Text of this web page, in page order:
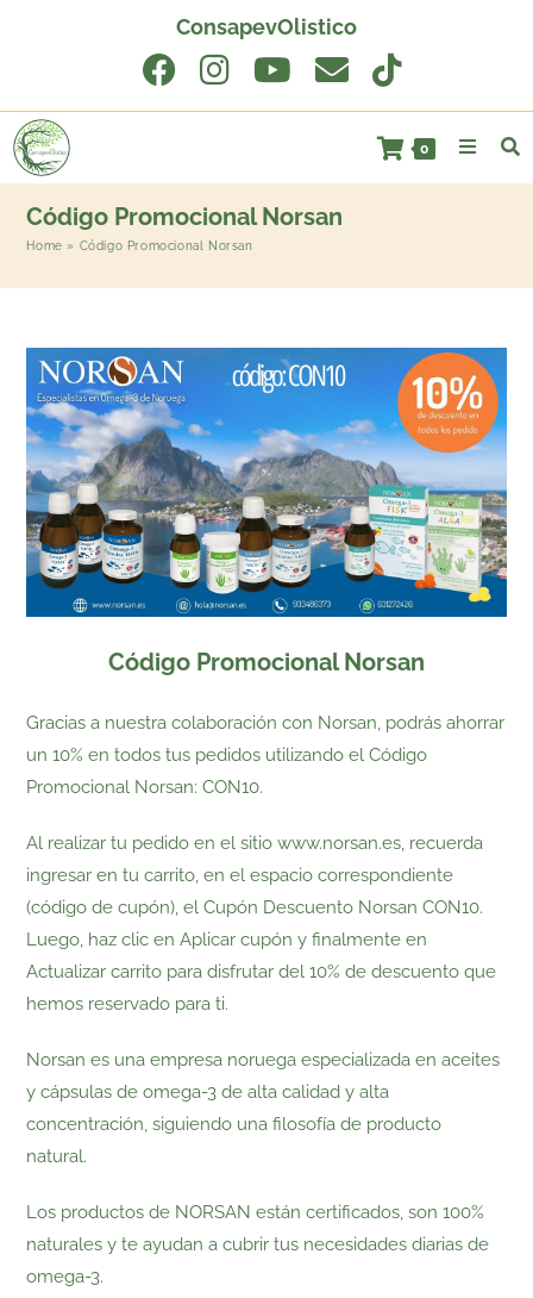
ConsapevOlistico
0
Código Promocional Norsan
Home » Código Promocional Norsan
Código Promocional Norsan
Gracias a nuestra colaboración con Norsan, podrás ahorrar
un 10% en todos tus pedidos utilizando el Código
Promocional Norsan: CON10.
Al realizar tu pedido en el sitio www.norsan.es, recuerda
ingresar en tu carrito, en el espacio correspondiente
(código de cupón), el Cupón Descuento Norsan CON10.
Luego, haz clic en Aplicar cupón y finalmente en
Actualizar carrito para disfrutar del 10% de descuento que
hemos reservado para ti.
Norsan es una empresa noruega especializada en aceites
y cápsulas de omega-3 de alta calidad y alta
concentración, siguiendo una filosofía de producto
natural.
Los productos de NORSAN están certificados, son 100%
naturales y te ayudan a cubrir tus necesidades diarias de
omega-3.